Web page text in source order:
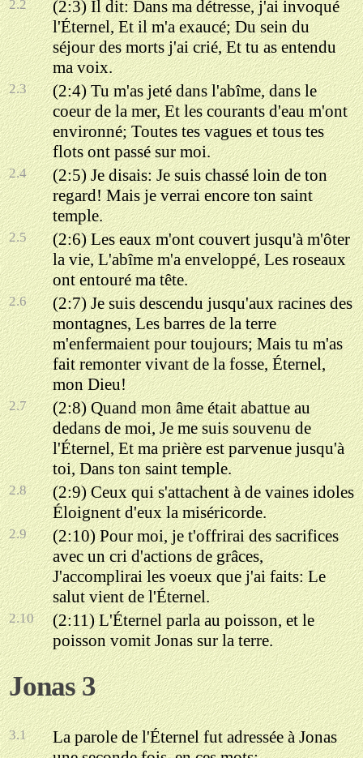
2.2
(2:3) Il dit: Dans ma détresse, j'ai invoqué
l'Éternel, Et il m'a exaucé; Du sein du
séjour des morts j'ai crié, Et tu as entendu
ma voix.
2.3
(2:4) Tu m'as jeté dans l'abîme, dans le
coeur de la mer, Et les courants d'eau m'ont
environné; Toutes tes vagues et tous tes
flots ont passé sur moi.
2.4
(2:5) Je disais: Je suis chassé loin de ton
regard! Mais je verrai encore ton saint
temple.
2.5
(2:6) Les eaux m'ont couvert jusqu'à m'ôter
la vie, L'abîme m'a enveloppé, Les roseaux
ont entouré ma tête.
2.6
(2:7) Je suis descendu jusqu'aux racines des
montagnes, Les barres de la terre
m'enfermaient pour toujours; Mais tu m'as
fait remonter vivant de la fosse, Éternel,
mon Dieu!
2.7
(2:8) Quand mon âme était abattue au
dedans de moi, Je me suis souvenu de
l'Éternel, Et ma prière est parvenue jusqu'à
toi, Dans ton saint temple.
2.8
(2:9) Ceux qui s'attachent à de vaines idoles
Éloignent d'eux la miséricorde.
2.9
(2:10) Pour moi, je t'offrirai des sacrifices
avec un cri d'actions de grâces,
J'accomplirai les voeux que j'ai faits: Le
salut vient de l'Éternel.
2.10
(2:11) L'Éternel parla au poisson, et le
poisson vomit Jonas sur la terre.
Jonas 3
3.1
La parole de l'Éternel fut adressée à Jonas